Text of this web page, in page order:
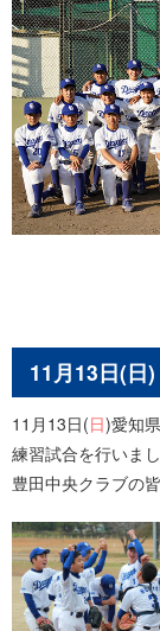
11月13日(日
11月13日(日)愛知
練習試合を行いまし
豊田中央クラブの